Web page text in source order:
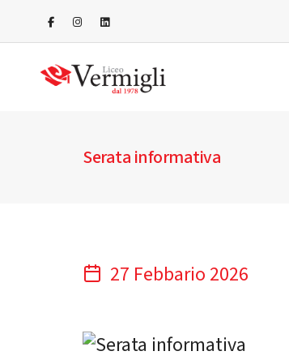
Serata informativa
27 Febbario 2026